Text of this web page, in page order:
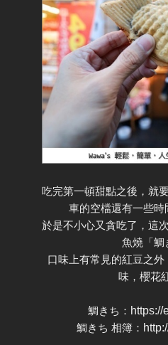
吃完第一頓甜點之後，就
車的空檔還有一些時
於是不小心又貪吃了，這
魚燒「鯛
口味上有常見的紅豆之
味，櫻花
鯛きち： https://
鯛きち 相簿：